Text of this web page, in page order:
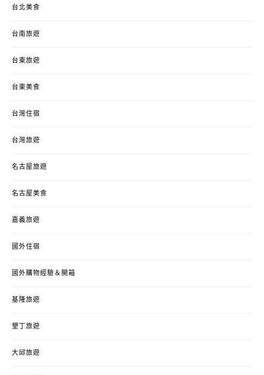
台北美食
台南旅遊
台東旅遊
台東美食
台灣住宿
台灣旅遊
名古屋旅遊
名古屋美食
嘉義旅遊
國外住宿
國外購物經驗＆開箱
基隆旅遊
墾丁旅遊
大邱旅遊